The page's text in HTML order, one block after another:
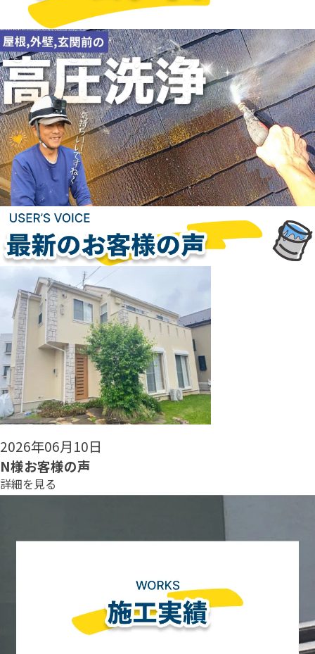
2026年06月08日
N様お客様の声
詳細を見る